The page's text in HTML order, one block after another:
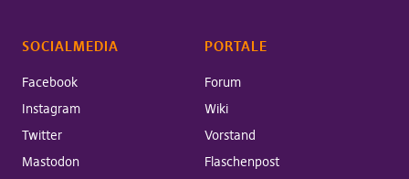
SOCIALMEDIA
Facebook
Instagram
Twitter
Mastodon
PORTALE
Forum
Wiki
Vorstand
Flaschenpost